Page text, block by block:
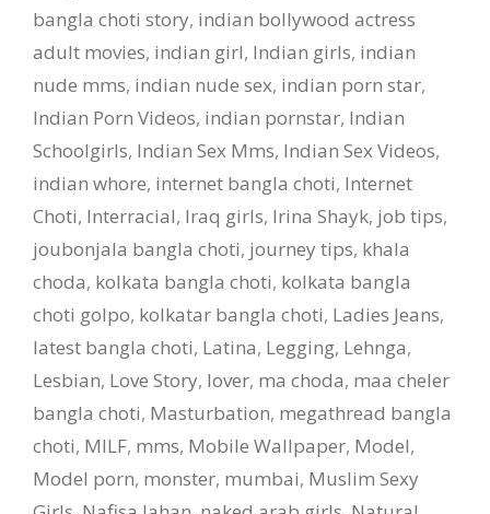
bangla choti story, indian bollywood actress
adult movies, indian girl, Indian girls, indian
nude mms, indian nude sex, indian porn star,
Indian Porn Videos, indian pornstar, Indian
Schoolgirls, Indian Sex Mms, Indian Sex Videos,
indian whore, internet bangla choti, Internet
Choti, Interracial, Iraq girls, Irina Shayk, job tips,
joubonjala bangla choti, journey tips, khala
choda, kolkata bangla choti, kolkata bangla
choti golpo, kolkatar bangla choti, Ladies Jeans,
latest bangla choti, Latina, Legging, Lehnga,
Lesbian, Love Story, lover, ma choda, maa cheler
bangla choti, Masturbation, megathread bangla
choti, MILF, mms, Mobile Wallpaper, Model,
Model porn, monster, mumbai, Muslim Sexy